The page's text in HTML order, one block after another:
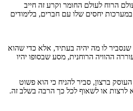
הרוח לעולם החומר וקרע זה חייב
במערכות יחסים שלו עם חברים, בלימודים
לו מה יהיה בעתיד, אלא כדי שהוא
ההוויה הרוחנית, מסע שבסופו יהיו
ברצון, סביר להניח כי הוא פשוט
לרצות או לשאוף לכל כך הרבה בשלב זה.